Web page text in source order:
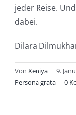
jeder Reise.
dabei.
Dilara
Von Xeniya | 9.
Persona grata | 0